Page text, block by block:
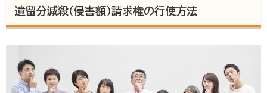
よって、妻に財産を渡さないようにできる？相談内容生前
対策として遺言書の作成を考えています。10年くらい別居
している妻がいるのですが、財産を渡したくありません。離
遺留分減殺（侵害額）請求権の行使方法